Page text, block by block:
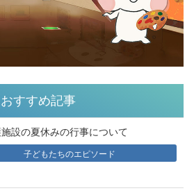
おすすめ記事
設の夏休みの行事について
子どもたちのエピソード